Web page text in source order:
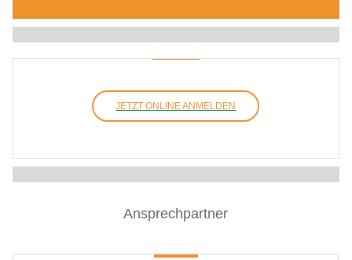
JETZT ONLINE ANMELDEN
Ansprechpartner